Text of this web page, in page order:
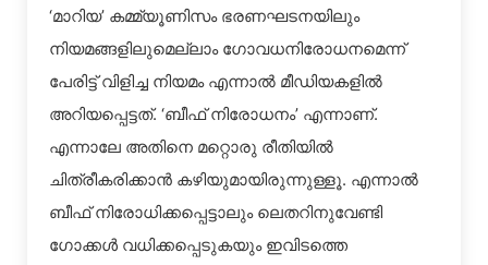
‘മാറിയ’ കമ്മ്യൂണിസം ഭരണഘടനയിലും
നിയമങ്ങളിലുമെല്ലാം ഗോവധനിരോധനമെന്ന്
പേരിട്ട് വിളിച്ച നിയമം എന്നാല്‍ മീഡിയകളില്‍
അറിയപ്പെട്ടത്. ‘ബീഫ് നിരോധനം’ എന്നാണ്.
എന്നാലേ അതിനെ മറ്റൊരു രീതിയില്‍
ചിത്രീകരിക്കാന്‍ കഴിയുമായിരുന്നുള്ളൂ. എന്നാല്‍
ബീഫ് നിരോധിക്കപ്പെട്ടാലും ലെതറിനുവേണ്ടി
ഗോക്കള്‍ വധിക്കപ്പെടുകയും ഇവിടത്തെ